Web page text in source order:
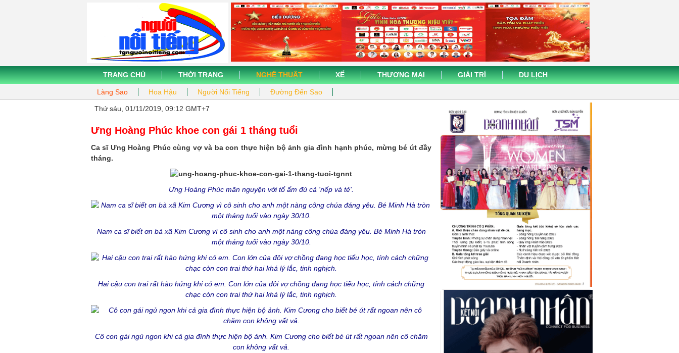
TRANG CHỦ THỜI TRANG NGHỆ THUẬT
Làng Sao Hoa Hậu Người Nổi Tiếng Đường Đến Sao
XẾ THƯƠNG MẠI GIẢI TRÍ DU LỊCH
Thứ sáu, 01/11/2019, 09:12 GMT+7
Ưng Hoàng Phúc khoe con gái 1 tháng tuổi
Ca sĩ Ưng Hoàng Phúc cùng vợ và ba con thực hiện bộ ảnh gia đình hạnh phúc, mừng bé út đầy
tháng.
Ưng Hoàng Phúc mãn nguyện với tổ ấm đủ cả 'nếp và tẻ'.
Nam ca sĩ biết ơn bà xã Kim Cương vì cô sinh cho anh một nàng công chúa đáng yêu. Bé Minh Hà tròn
một tháng tuổi vào ngày 30/10.
Hai cậu con trai rất hào hứng khi có em. Con lớn của đôi vợ chồng đang học tiểu học, tính cách chững
chạc còn con trai thứ hai khá lý lắc, tinh nghịch.
Cô con gái ngủ ngon khi cả gia đình thực hiện bộ ảnh. Kim Cương cho biết bé út rất ngoan nên cô chăm
con không vất vả.